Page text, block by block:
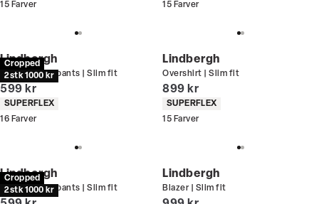
15 Farver
15 Farver
Cropped
2 stk 1000 kr
Lindbergh
Performance pants | Slim fit
I alt (inkl. rabat)
599 kr
Produkt egenskaber
SUPERFLEX
16 Farver
Lindbergh
Overshirt | Slim fit
I alt (inkl. rabat)
899 kr
Produkt egenskaber
SUPERFLEX
15 Farver
Cropped
2 stk 1000 kr
Lindbergh
Performance pants | Slim fit
Lindbergh
Blazer | Slim fit